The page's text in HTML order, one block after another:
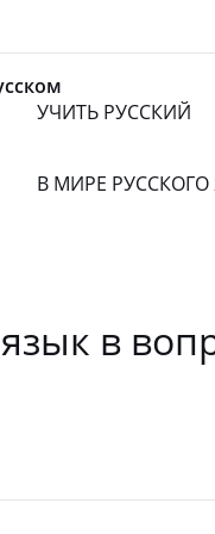
УЧИТЬ РУССКИЙ
В МИРЕ
в